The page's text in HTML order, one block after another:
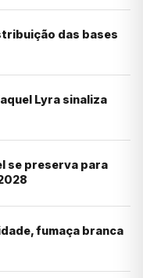
das bases
Lyra sinaliza
se preserva para
fumaça branca